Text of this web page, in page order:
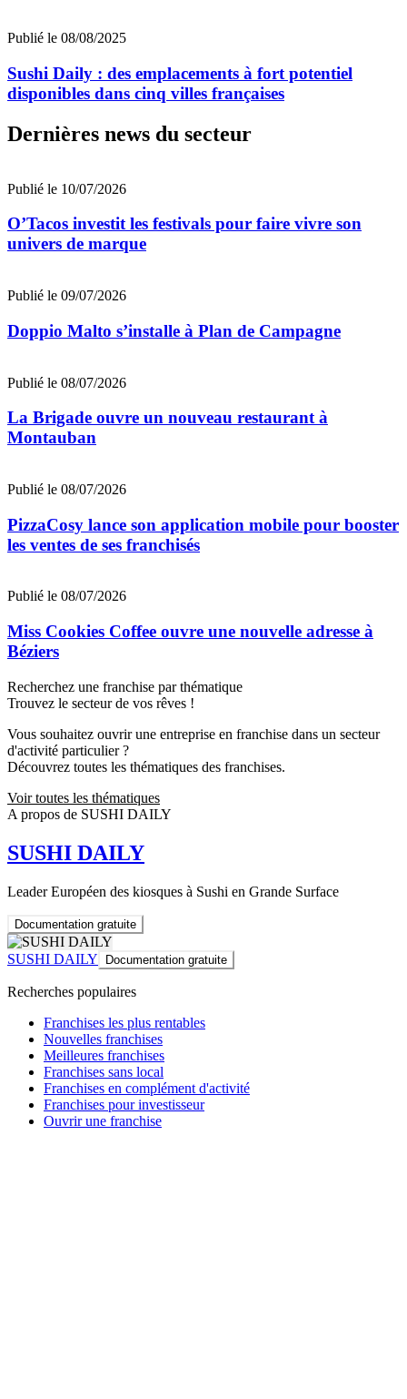
Publié le 08/08/2025
Sushi Daily : des emplacements à fort potentiel
disponibles dans cinq villes françaises
Dernières news du secteur
Publié le 10/07/2026
O’Tacos investit les festivals pour faire vivre son
univers de marque
Publié le 09/07/2026
Doppio Malto s’installe à Plan de Campagne
Publié le 08/07/2026
La Brigade ouvre un nouveau restaurant à
Montauban
Publié le 08/07/2026
PizzaCosy lance son application mobile pour booster
les ventes de ses franchisés
Publié le 08/07/2026
Miss Cookies Coffee ouvre une nouvelle adresse à
Béziers
Recherchez une franchise par thématique
Trouvez le secteur de vos rêves !
Vous souhaitez ouvrir une entreprise en franchise dans un secteur
d'activité particulier ?
Découvrez toutes les thématiques des franchises.
Voir toutes les thématiques
A propos de SUSHI DAILY
SUSHI DAILY
Leader Européen des kiosques à Sushi en Grande Surface
Documentation gratuite
SUSHI DAILY Documentation gratuite
Recherches populaires
Franchises les plus rentables
Nouvelles franchises
Meilleures franchises
Franchises sans local
Franchises en complément d'activité
Franchises pour investisseur
Ouvrir une franchise